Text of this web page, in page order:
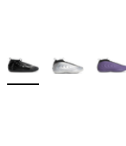
Weitere Farben